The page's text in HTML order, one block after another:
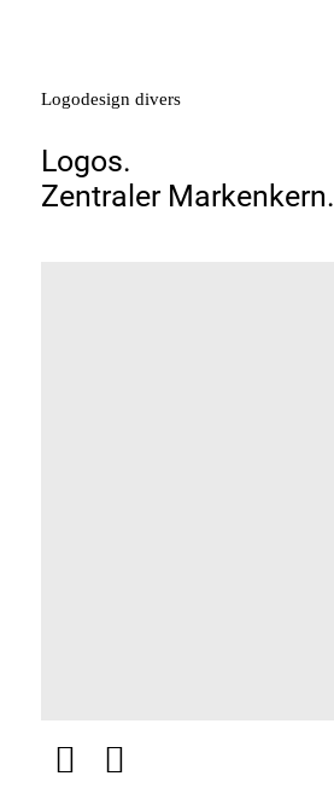
Logodesign divers
Logos.
Zentraler Markenkern.